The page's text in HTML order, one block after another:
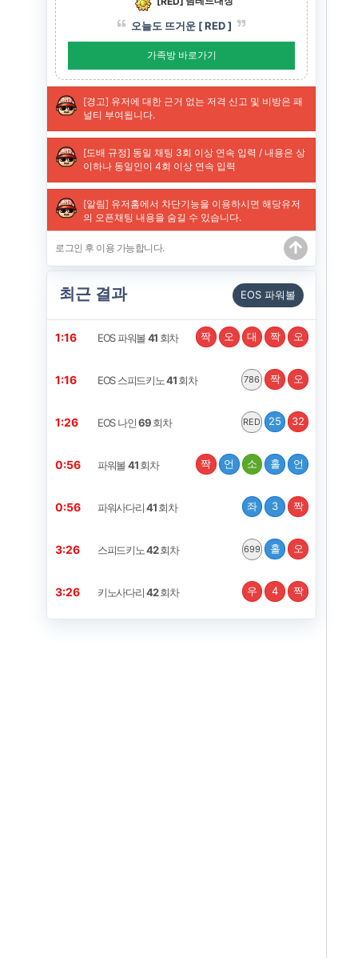
최근 결과 EOS 파워볼
1:15 EOS 파워볼41 회차 짝 오 대 짝 오
1:15 EOS 스피드키노41회차 786 짝 오
1:25 EOS 나인69회차 RED 25 32
0:55 파워볼41회차 짝 언 소 홀 언
0:55 파워사다리41회차 좌 3 짝
3:25 스피드키노42회차 699 홀 오
3:25 키노사다리42회차 우 4 짝